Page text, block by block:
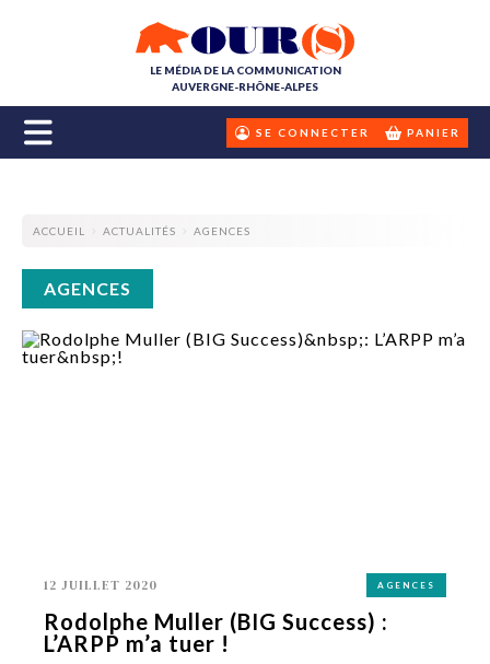
LE MÉDIA DE LA COMMUNICATION
AUVERGNE-RHÔNE-ALPES
SE CONNECTER PANIER
ACCUEIL ACTUALITÉS AGENCES
AGENCES
12 JUILLET 2020 AGENCES
Rodolphe Muller (BIG Success) :
L’ARPP m’a tuer !